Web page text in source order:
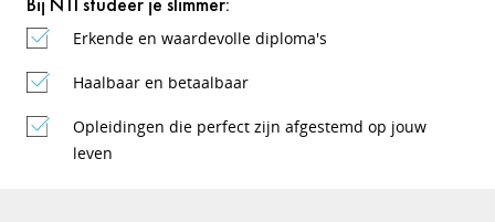
Erkende en waardevolle diploma's
Haalbaar en betaalbaar
Opleidingen die perfect zijn afgestemd op jouw
leven